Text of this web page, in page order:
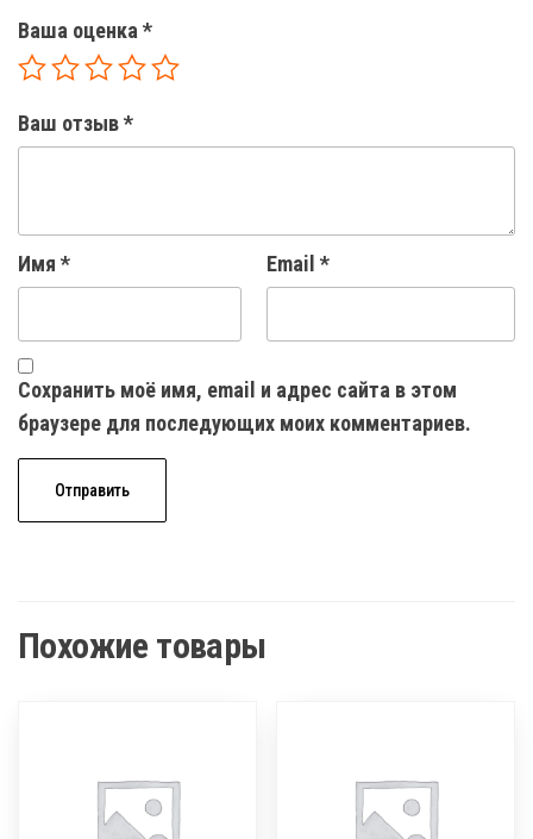
Ваша оценка *
Ваш отзыв*
Имя * Email *
Сохранить моё имя, email и адрес сайта в этом
браузере для последующих моих комментариев.
Похожие товары